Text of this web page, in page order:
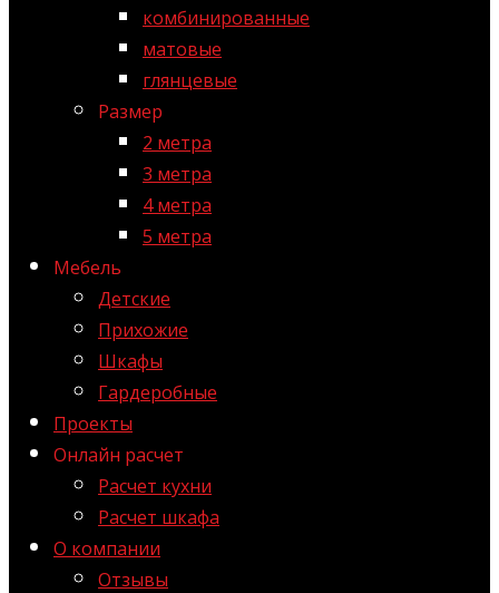
комбинированные
матовые
глянцевые
Размер
2 метра
3 метра
4 метра
5 метра
Мебель
Детские
Прихожие
Шкафы
Гардеробные
Проекты
Онлайн расчет
Расчет кухни
Расчет шкафа
О компании
Отзывы